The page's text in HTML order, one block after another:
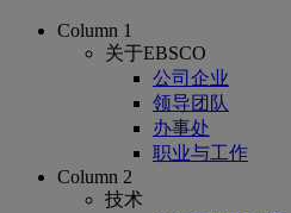
Column 1
关于EBSCO
公司企业
领导团队
办事处
职业与工作
Column 2
技术